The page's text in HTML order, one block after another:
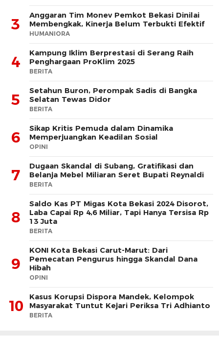
3
Anggaran Tim Monev Pemkot Bekasi Dinilai
Membengkak, Kinerja Belum Terbukti Efektif
HUMANIORA
4
Kampung Iklim Berprestasi di Serang Raih
Penghargaan ProKlim 2025
BERITA
5
Setahun Buron, Perompak Sadis di Bangka
Selatan Tewas Didor
BERITA
6
Sikap Kritis Pemuda dalam Dinamika
Memperjuangkan Keadilan Sosial
OPINI
7
Dugaan Skandal di Subang, Gratifikasi dan
Belanja Mebel Miliaran Seret Bupati Reynaldi
BERITA
8
Saldo Kas PT Migas Kota Bekasi 2024 Disorot,
Laba Capai Rp 4,6 Miliar, Tapi Hanya Tersisa Rp
13 Juta
BERITA
9
KONI Kota Bekasi Carut-Marut: Dari
Pemecatan Pengurus hingga Skandal Dana
Hibah
OPINI
10
Kasus Korupsi Dispora Mandek, Kelompok
Masyarakat Tuntut Kejari Periksa Tri Adhianto
BERITA